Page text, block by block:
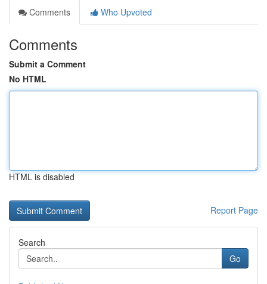
Comments
Who Upvoted
Comments
Submit a Comment
No HTML
HTML is disabled
Report Page
Search
Go